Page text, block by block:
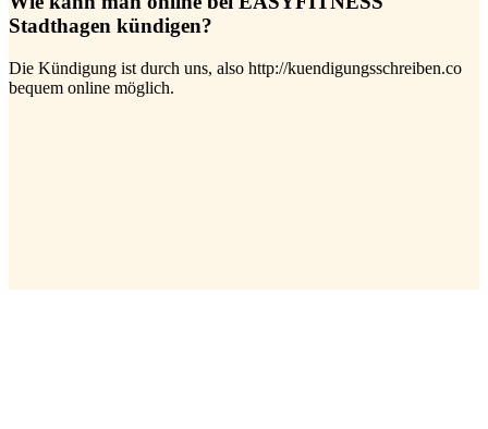
Stadthagen kündigen?
Die Kündigung ist durch uns, also http://kuendigungsschreiben.co
bequem online möglich.